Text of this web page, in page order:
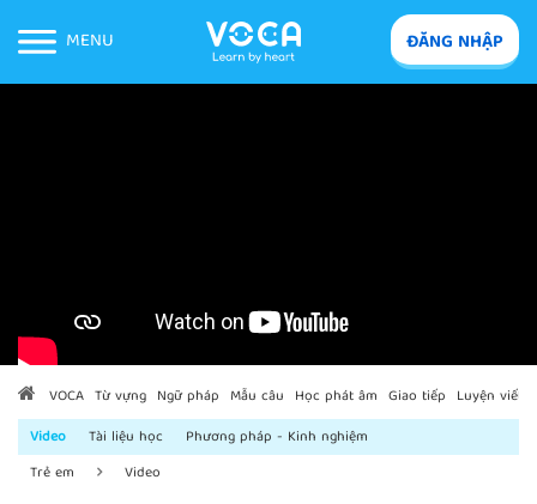
MENU ĐĂNG NHẬP
VOCA Từ vựng Ngữ pháp Mẫu câu Học phát âm Giao tiếp Luyện viết
Video
Tài liệu học
Phương pháp - Kinh nghiệm
Trẻ em
Video